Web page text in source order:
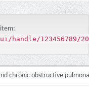
123456789/
chronic obstructive